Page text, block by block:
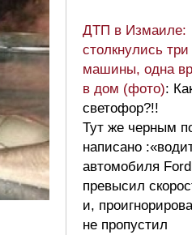
ДТП в Измаиле:
столкнулись три
машины, одна
в дом (фото):
светофор?!!
Тут же черным
написано
автомобиля
превысил
и,
не пропустил